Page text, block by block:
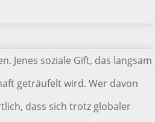
Jenes soziale Gift, das langsam
geträufelt wird. Wer davon
dass sich trotz globaler